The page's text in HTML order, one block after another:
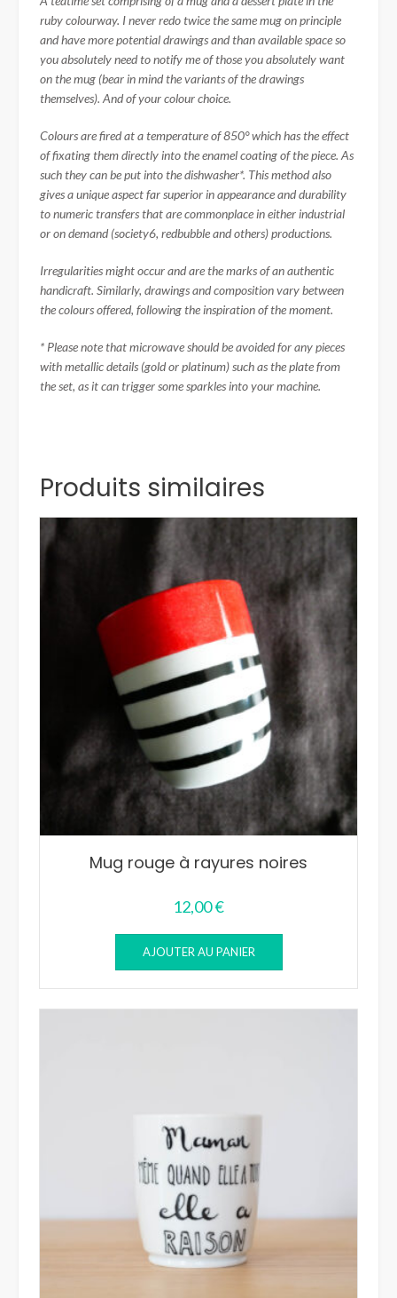
ruby colourway. I never redo twice the same mug on principle
and have more potential drawings and than available space so
you absolutely need to notify me of those you absolutely want
on the mug (bear in mind the variants of the drawings
themselves). And of your colour choice.
Colours are fired at a temperature of 850° which has the effect
of fixating them directly into the enamel coating of the piece. As
such they can be put into the dishwasher*. This method also
gives a unique aspect far superior in appearance and durability
to numeric transfers that are commonplace in either industrial
or on demand (society6, redbubble and others) productions.
Irregularities might occur and are the marks of an authentic
handicraft. Similarly, drawings and composition vary between
the colours offered, following the inspiration of the moment.
* Please note that microwave should be avoided for any pieces
with metallic details (gold or platinum) such as the plate from
the set, as it can trigger some sparkles into your machine.
Produits similaires
Mug rouge à rayures noires
12,00€
AJOUTER AU PANIER